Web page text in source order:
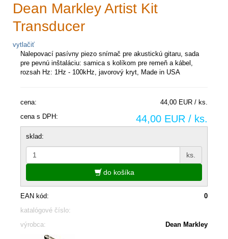
Dean Markley Artist Kit
Transducer
vytlačiť
Nalepovací pasívny piezo snímač pre akustickú gitaru, sada
pre pevnú inštaláciu: samica s kolíkom pre remeň a kábel,
rozsah Hz: 1Hz - 100kHz, javorový kryt, Made in USA
cena:
44,00 EUR / ks.
cena s DPH:
44,00 EUR / ks.
sklad:
ks.
do košíka
EAN kód:
0
katalógové číslo:
výrobca:
Dean Markley